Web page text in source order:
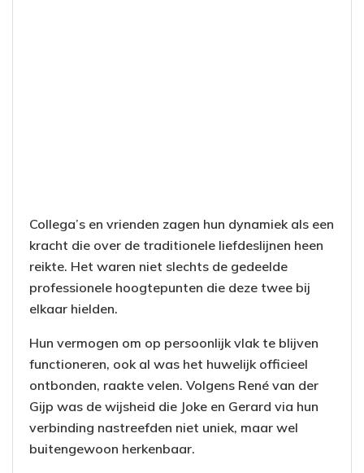
Collega’s en vrienden zagen hun dynamiek als een
kracht die over de traditionele liefdeslijnen heen
reikte. Het waren niet slechts de gedeelde
professionele hoogtepunten die deze twee bij
elkaar hielden.
Hun vermogen om op persoonlijk vlak te blijven
functioneren, ook al was het huwelijk officieel
ontbonden, raakte velen. Volgens René van der
Gijp was de wijsheid die Joke en Gerard via hun
verbinding nastreefden niet uniek, maar wel
buitengewoon herkenbaar.